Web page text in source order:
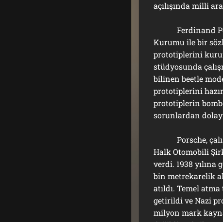
açılışında milli
Ferdinand
Kurumu ile bir
prototiplerini
stüdyosunda
bilinen beetle
prototiplerini
prototiplerin
sorunlardan
Porsche,
Halk Otomobili
verdi. 1938 yılına
bin metrekarelik
atıldı. Temel
getirildi ve Nazi
milyon mark